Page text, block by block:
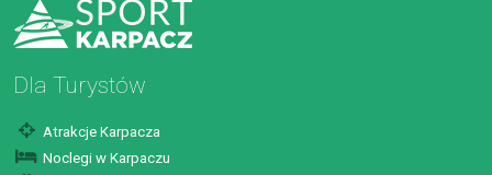
Dla Turystów
Atrakcje Karpacza
Noclegi w Karpaczu